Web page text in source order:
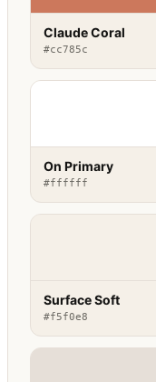
Claude Coral
#cc785c
On Primary
#ffffff
Surface Soft
#f5f0e8